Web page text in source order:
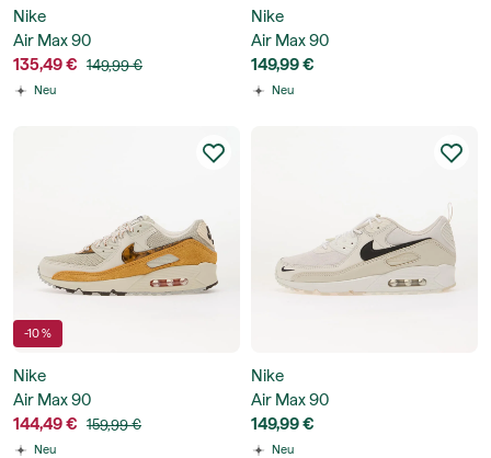
Nike
Air Max 90
135,49 € 149,99 €
Neu
Nike
Air Max 90
149,99 €
Neu
-10 %
Nike
Air Max 90
144,49 € 159,99 €
Neu
Nike
Air Max 90
149,99 €
Neu